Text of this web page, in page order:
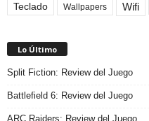
Teclado Wallpapers Wifi
Lo Último
Split Fiction: Review del Juego
Battlefield 6: Review del Juego
ARC Raiders: Review del Juego